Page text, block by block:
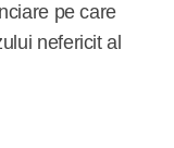
pe care
nefericit al